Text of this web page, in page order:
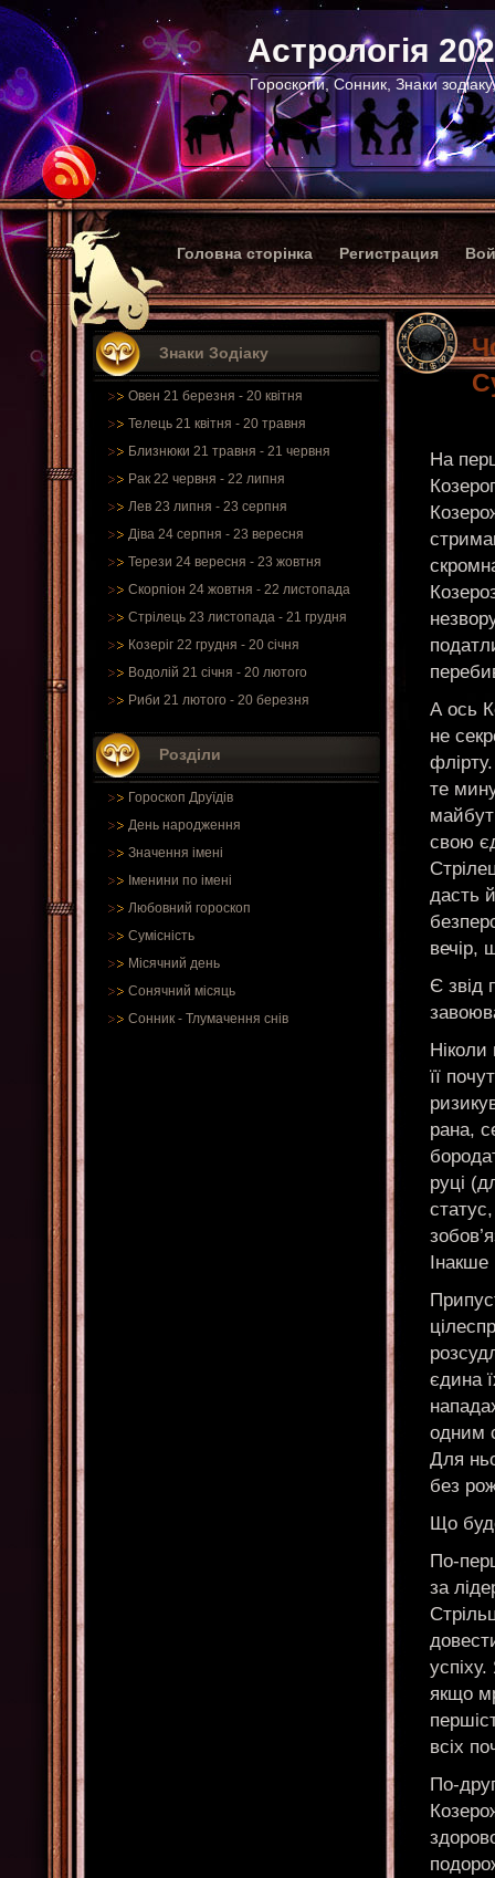
Астрологія
Гороскопи, Сонник, Знаки
Головна сторінка Регистрация
Знаки Зодіаку
Овен 21 березня - 20 квітня
Телець 21 квітня - 20 травня
Близнюки 21 травня - 21 червня
Рак 22 червня - 22 липня
Лев 23 липня - 23 серпня
Діва 24 серпня - 23 вересня
Терези 24 вересня - 23 жовтня
Скорпіон 24 жовтня - 22 листопада
Стрілець 23 листопада - 21 грудня
Козеріг 22 грудня - 20 січня
Водолій 21 січня - 20 лютого
Риби 21 лютого - 20 березня
Розділи
Гороскоп Друїдів
День народження
Значення імені
Іменини по імені
Любовний гороскоп
Сумісність
Місячний день
Сонячний місяць
Сонник - Тлумачення снів
На
А ось
не
те
свою
дасть
вечір,
Є звід
її
рана,
руці
єдина
одним
Для
без
Що
По-
за
якщо
всіх
По-